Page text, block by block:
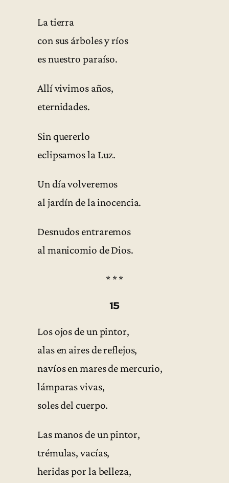
La tierra
con sus árboles y ríos
es nuestro paraíso.
Allí vivimos años,
eternidades.
Sin quererlo
eclipsamos la Luz.
Un día volveremos
al jardín de la inocencia.
Desnudos entraremos
al manicomio de Dios.
* * *
15
Los ojos de un pintor,
alas en aires de reflejos,
navíos en mares de mercurio,
lámparas vivas,
soles del cuerpo.
Las manos de un pintor,
trémulas, vacías,
heridas por la belleza,